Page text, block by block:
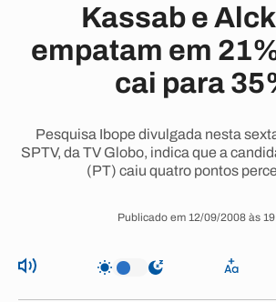
Kassab e
empatam em
cai para
Pesquisa Ibope divulgada nesta
SPTV, da TV Globo, indica que a
(PT) caiu quatro pontos
Publicado em 12/09/2008 às